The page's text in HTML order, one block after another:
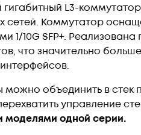
L3-
сетей. Коммутатор
1/10G SFP+.
что значительно
интерфейсов.
объединить в стек
управление
моделями одной серии.